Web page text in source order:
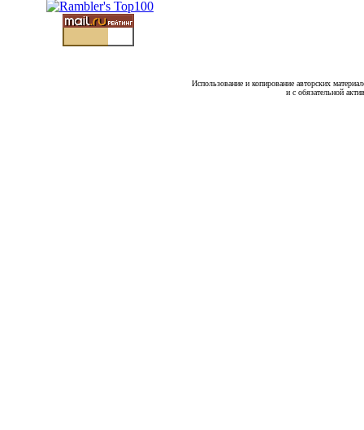
Использование и копирование авторских
и с обязательной